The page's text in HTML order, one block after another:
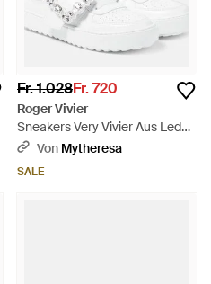
Fr. 1.028Fr. 720
Roger Vivier
Sneakers Very Vivier Aus Leder
Verziert - Weiß
Von Mytheresa
SALE